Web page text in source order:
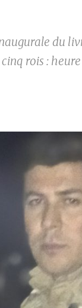
du
cinq rois :